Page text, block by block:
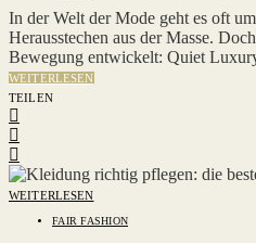
In der Welt der Mode geht es oft
Herausstechen aus der Masse.
Bewegung entwickelt: Quiet
WEITERLESEN
TEILEN
WEITERLESEN
FAIR FASHION